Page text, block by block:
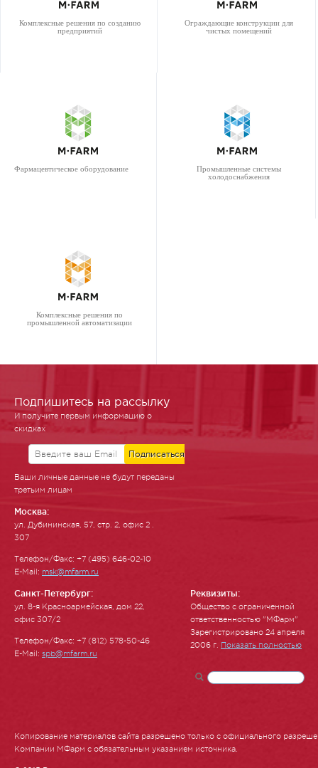
Комплексные решения по созданию
предприятий
Ограждающие конструкции для
чистых помещений
Фармацевтическое оборудование
Промышленные системы
холодоснабжения
Комплексные решения по
промышленной автоматизации
Подпишитесь на рассылку
И получите первым информацию о
скидках
Ваши личные данные не будут переданы
третьим лицам
Москва:
ул. Ду­бинин­ская, 57, стр. 2, офис 2 .
307
Телефон/Факс: +7 (495) 646-02-10
E-Mail: msk@mfarm.ru
Санкт-Петербург:
ул. 8-я Красноармейская, дом 22,
офис 307/2
Телефон/Факс: +7 (812) 578-50-46
E-Mail: spb@mfarm.ru
Реквизиты:
Общество с ограниченной
ответственностью "МФарм"
Зарегистрировано 24 апреля
2006 г. Показать полностью
Копирование материалов сайта разрешено только с официального
Компании МФарм с обязательным указанием источника.